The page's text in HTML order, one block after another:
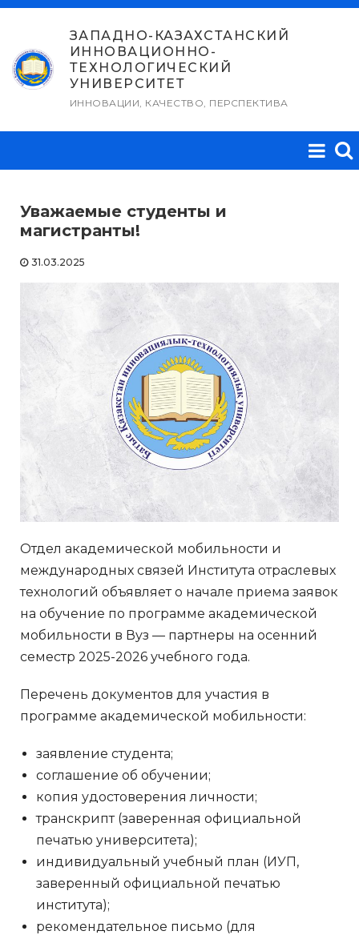
Перейти
содержимому
ЗАПАДНО-КАЗАХСТАНСКИЙ
ИННОВАЦИОННО-
ТЕХНОЛОГИЧЕСКИЙ
УНИВЕРСИТЕТ
ИННОВАЦИИ, КАЧЕСТВО, ПЕРСПЕКТИВА
Уважаемые студенты и
магистранты!
31.03.2025
Отдел академической мобильности и
международных связей Института отраслевых
технологий объявляет о начале приема заявок
на обучение по программе академической
мобильности в Вуз — партнеры на осенний
семестр 2025-2026 учебного года.
Перечень документов для участия в
программе академической мобильности:
заявление студента;
соглашение об обучении;
копия удостоверения личности;
транскрипт (заверенная официальной
печатью университета);
индивидуальный учебный план (ИУП,
заверенный официальной печатью
института);
рекомендательное письмо (для